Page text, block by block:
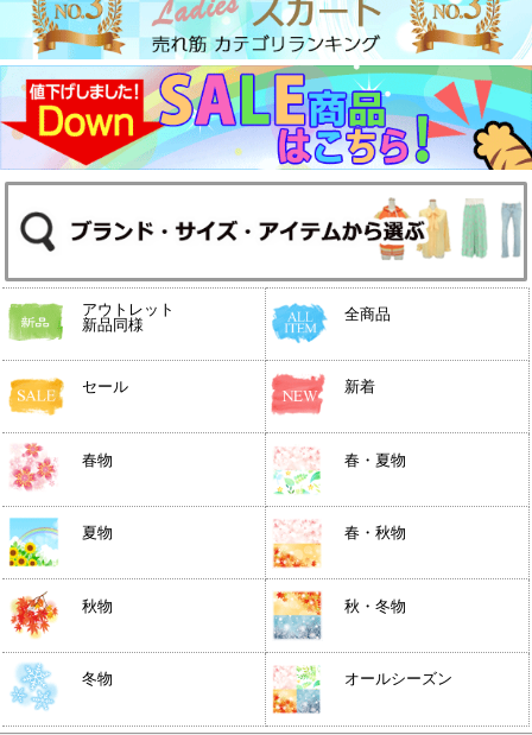
アウトレット
新品同様
全商品
セール 新着
春物 春・夏物
夏物 春・秋物
秋物 秋・冬物
冬物 オールシーズン